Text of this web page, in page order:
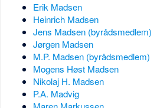
Erik Madsen
Heinrich Madsen
Jens Madsen (byrådsmedlem)
Jørgen Madsen
M.P. Madsen (byrådsmedlem)
Mogens Høst Madsen
Nikolaj H. Madsen
P.A. Madvig